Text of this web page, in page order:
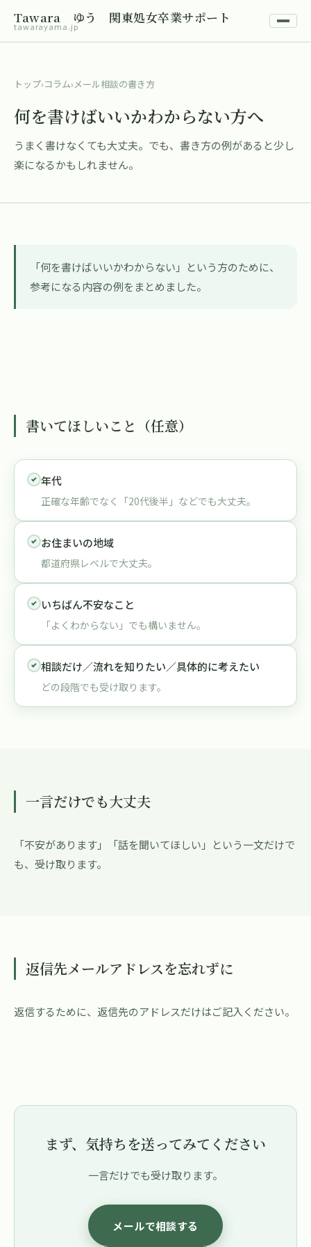
Tawara ゆう 関東処女卒業サポート
tawarayama.jp
トップ›コラム›メール相談の書き方
何を書けばいいかわからない方へ
うまく書けなくても大丈夫。でも、書き方の例があると少し
楽になるかもしれません。
「何を書けばいいかわからない」という方のために、
参考になる内容の例をまとめました。
書いてほしいこと（任意）
年代
正確な年齢でなく「20代後半」などでも大丈夫。
お住まいの地域
都道府県レベルで大丈夫。
いちばん不安なこと
「よくわからない」でも構いません。
相談だけ／流れを知りたい／具体的に考えたい
どの段階でも受け取ります。
一言だけでも大丈夫
「不安があります」「話を聞いてほしい」という一文だけで
も、受け取ります。
返信先メールアドレスを忘れずに
返信するために、返信先のアドレスだけはご記入ください。
まず、気持ちを送ってみてください
一言だけでも受け取ります。
メールで相談する